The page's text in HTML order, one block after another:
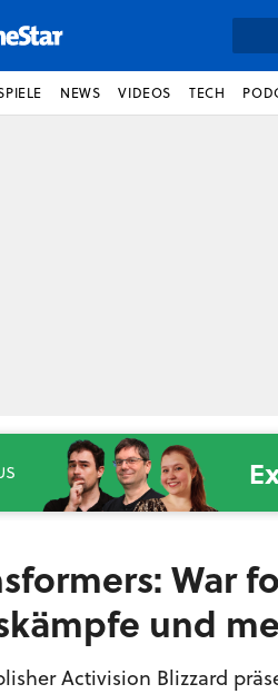
NEWS VIDEOS TECH
War
und
Activision Blizzard